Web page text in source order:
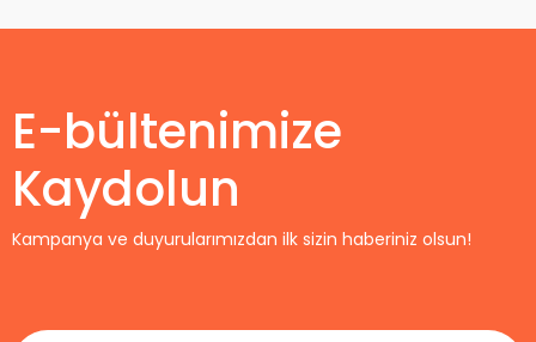
E-bültenimize
Kaydolun
Kampanya ve duyurularımızdan ilk sizin haberiniz olsun!